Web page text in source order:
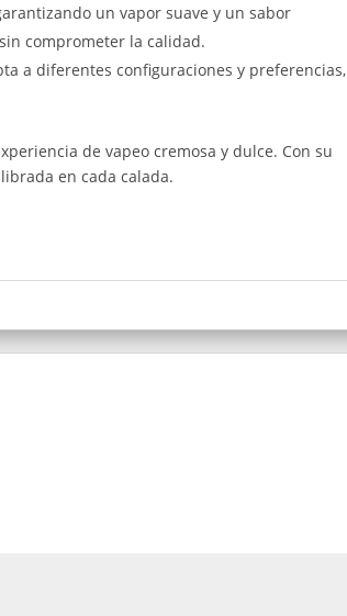
un vapor suave y un sabor
comprometer la calidad.
a diferentes configuraciones y preferencias,
de vapeo cremosa y dulce. Con su
en cada calada.